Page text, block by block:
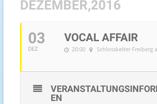
DEZEMBER,2016
03
DEZ
VOCAL AFFAIR
20:00 Schlosskelter Freiberg
EN